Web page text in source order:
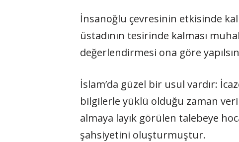
İnsanoğlu çevresinin etkisinde
üstadının tesirinde kalması
değerlendirmesi ona göre
İslam’da güzel bir usul vardır:
bilgilerle yüklü olduğu zaman
almaya layık görülen talebeye
şahsiyetini oluşturmuştur.